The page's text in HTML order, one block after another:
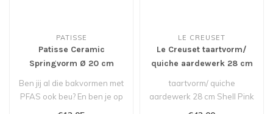
PATISSE
Patisse Ceramic
Springvorm Ø 20 cm
Ben jij al die bakvormen met
PFAS ook beu? En ben je op
LE CREUSET
Le Creuset taartvorm/
quiche aardewerk 28 cm
voor 42,- *
taartvorm/ quiche
aardewerk 28 cm Shell Pink